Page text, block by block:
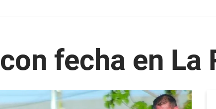
fecha en La